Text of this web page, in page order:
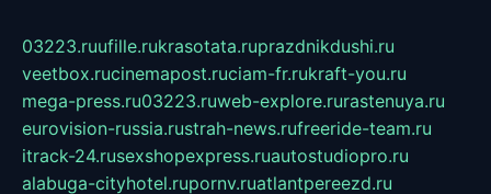
03223.ruufille.rukrasotata.ruprazdnikdushi.ru
veetbox.rucinemapost.ruciam-fr.rukraft-you.ru
mega-press.ru03223.ruweb-explore.rurastenuya.ru
eurovision-russia.rustrah-news.rufreeride-team.ru
itrack-24.rusexshopexpress.ruautostudiopro.ru
alabuga-cityhotel.rupornv.ruatlantpereezd.ru